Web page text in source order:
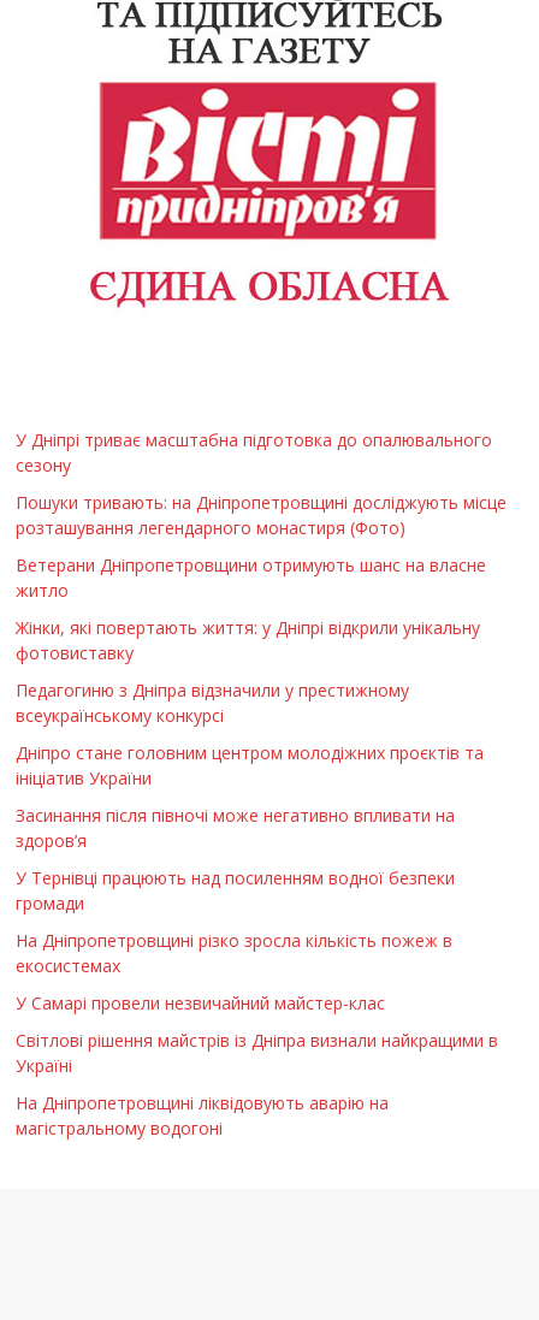
У Дніпрі триває масштабна підготовка до опалювального
сезону
Пошуки тривають: на Дніпропетровщині досліджують місце
розташування легендарного монастиря (Фото)
Ветерани Дніпропетровщини отримують шанс на власне
житло
Жінки, які повертають життя: у Дніпрі відкрили унікальну
фотовиставку
Педагогиню з Дніпра відзначили у престижному
всеукраїнському конкурсі
Дніпро стане головним центром молодіжних проєктів та
ініціатив України
Засинання після півночі може негативно впливати на
здоров’я
У Тернівці працюють над посиленням водної безпеки
громади
На Дніпропетровщині різко зросла кількість пожеж в
екосистемах
У Самарі провели незвичайний майстер-клас
Світлові рішення майстрів із Дніпра визнали найкращими в
Україні
На Дніпропетровщині ліквідовують аварію на
магістральному водогоні